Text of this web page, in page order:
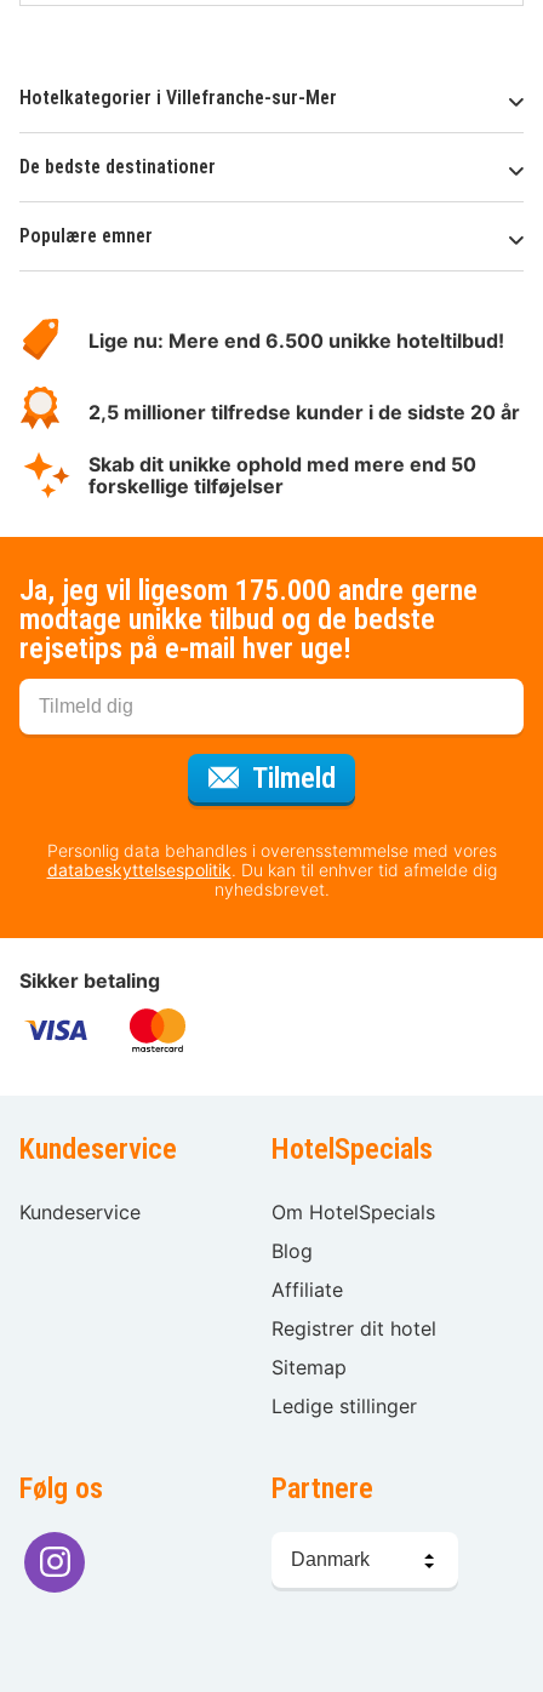
Hotelkategorier i Villefranche-sur-Mer
De bedste destinationer
Populære emner
HotelSpecials
Lige nu: Mere end 6.500 unikke hoteltilbud!
2,5 millioner tilfredse kunder i de sidste 20 år
Skab dit unikke ophold med mere end 50
forskellige tilføjelser
Ja, jeg vil ligesom 175.000 andre gerne
modtage unikke tilbud og de bedste
rejsetips på e-mail hver uge!
Tilmeld
Personlig data behandles i overensstemmelse med vores
databeskyttelsespolitik. Du kan til enhver tid afmelde dig
nyhedsbrevet.
Sikker betaling
Kundeservice
Kundeservice
HotelSpecials
Om HotelSpecials
Blog
Affiliate
Registrer dit hotel
Sitemap
Ledige stillinger
Følg os Partnere